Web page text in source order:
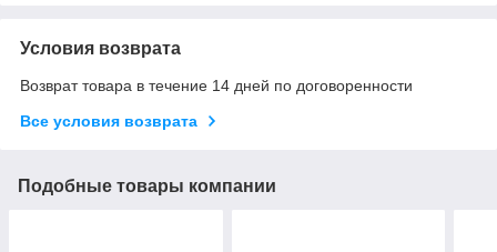
Условия возврата
Возврат товара в течение 14 дней по договоренности
Все условия возврата
Подобные товары компании